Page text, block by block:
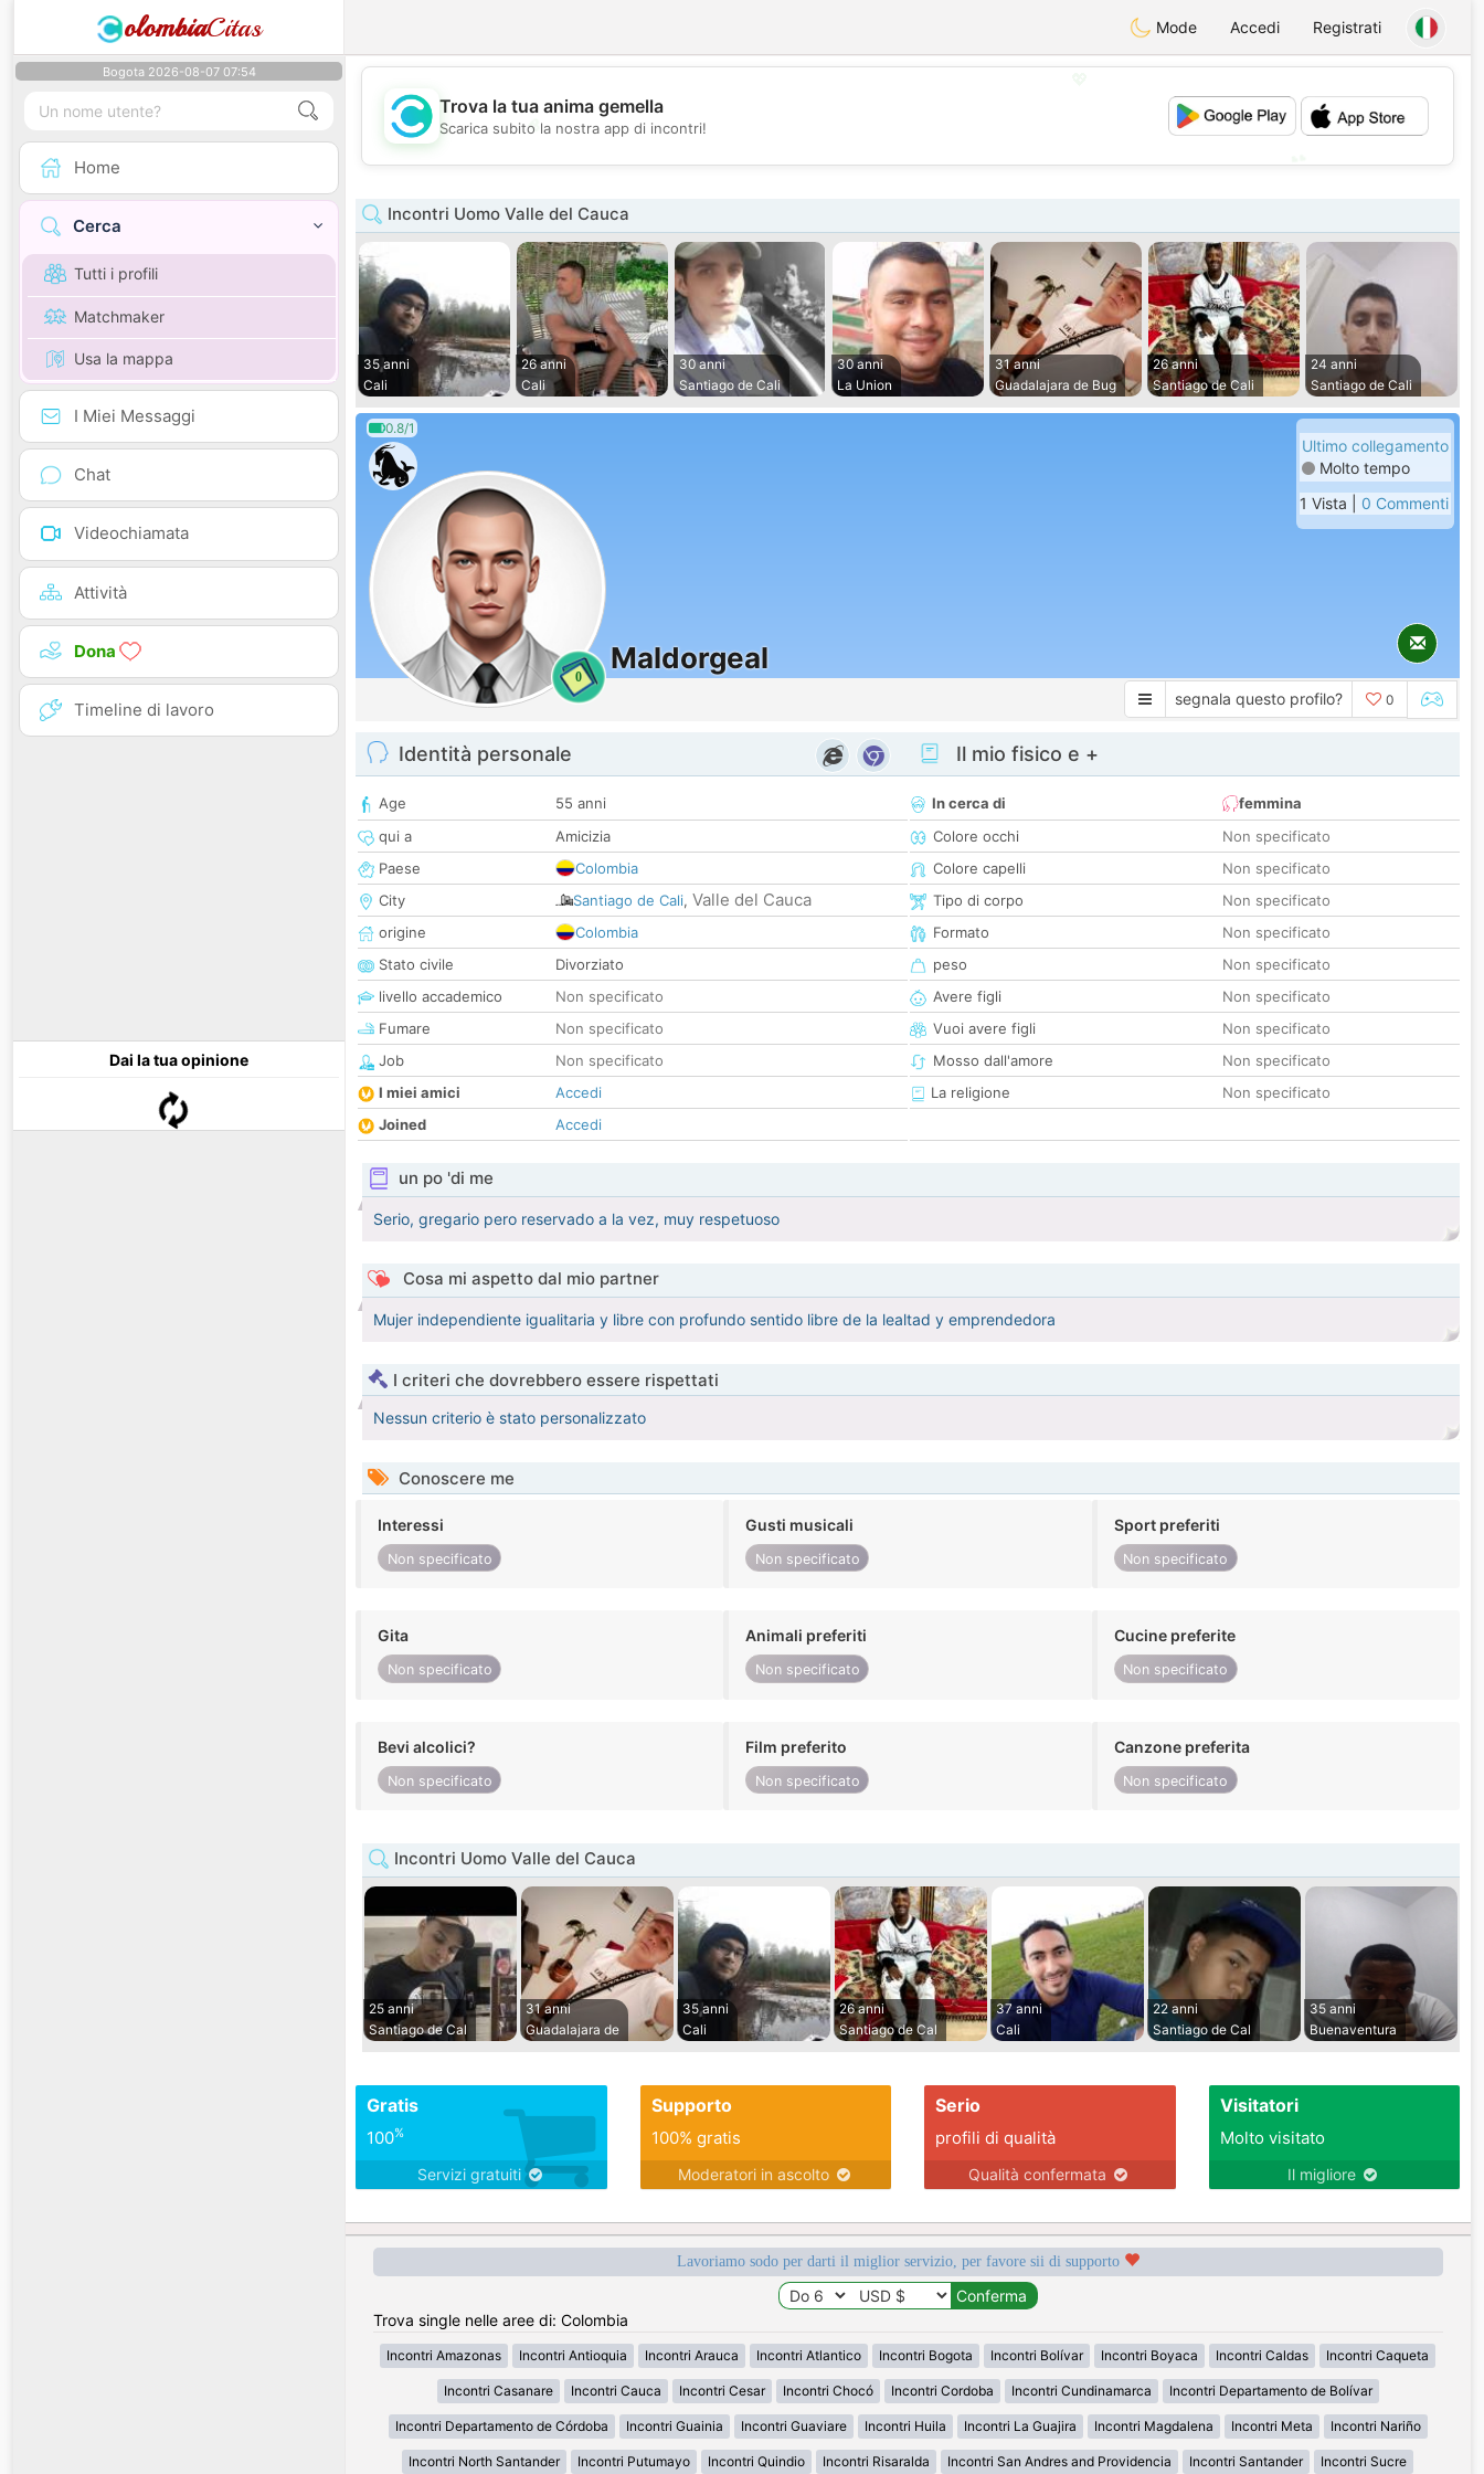
olombiaCitas Mode Accedi Registrati
Bogota 2026-08-07 07:54
Home
Cerca
Tutti i profili
Matchmaker
Usa la mappa
I Miei Messaggi
Chat
Videochiamata
Attività
Dona
Timeline di lavoro
Dai la tua opinione
💖
💕
Trova la tua anima gemella
Scarica subito la nostra app di incontri!
Incontri Uomo Valle del Cauca
35 anni
Cali
26 anni
Cali
30 anni
Santiago de Cali
30 anni
La Union
31 anni
Guadalajara de Bug
26 anni
Santiago de Cali
24 anni
Santiago de Cali
0.8/1
0
Maldorgeal
Ultimo collegamento
Molto tempo
1 Vista | 0 Commenti
segnala questo profilo? 0
Identità personale
Age
55 anni
qui a
Amicizia
Paese
Colombia
City
Santiago de Cali, Valle del Cauca
origine
Colombia
Stato civile
Divorziato
livello accademico
Non specificato
Fumare
Non specificato
Job
Non specificato
I miei amici
Accedi
Joined
Accedi
Il mio fisico e +
In cerca di
femmina
Colore occhi
Non specificato
Colore capelli
Non specificato
Tipo di corpo
Non specificato
Formato
Non specificato
peso
Non specificato
Avere figli
Non specificato
Vuoi avere figli
Non specificato
Mosso dall'amore
Non specificato
La religione
Non specificato
un po 'di me
Serio, gregario pero reservado a la vez, muy respetuoso
Cosa mi aspetto dal mio partner
Mujer independiente igualitaria y libre con profundo sentido libre de la lealtad y emprendedora
I criteri che dovrebbero essere rispettati
Nessun criterio è stato personalizzato
Conoscere me
Interessi
Non specificato
Gusti musicali
Non specificato
Sport preferiti
Non specificato
Gita
Non specificato
Animali preferiti
Non specificato
Cucine preferite
Non specificato
Bevi alcolici?
Non specificato
Film preferito
Non specificato
Canzone preferita
Non specificato
Incontri Uomo Valle del Cauca
25 anni
Santiago de Cal
31 anni
Guadalajara de
35 anni
Cali
26 anni
Santiago de Cal
37 anni
Cali
22 anni
Santiago de Cal
35 anni
Buenaventura
Gratis
100%
Servizi gratuiti
Supporto
100% gratis
Moderatori in ascolto
Serio
profili di qualità
Qualità confermata
Visitatori
Molto visitato
Il migliore
Lavoriamo sodo per darti il miglior servizio, per favore sii di supporto
Trova single nelle aree di: Colombia
Incontri Amazonas Incontri Antioquia Incontri Arauca Incontri Atlantico Incontri Bogota Incontri Bolívar Incontri Boyaca Incontri Caldas Incontri Caqueta
Incontri Casanare Incontri Cauca Incontri Cesar Incontri Chocó Incontri Cordoba Incontri Cundinamarca Incontri Departamento de Bolívar
Incontri Departamento de Córdoba Incontri Guainia Incontri Guaviare Incontri Huila Incontri La Guajira Incontri Magdalena Incontri Meta Incontri Nariño
Incontri North Santander Incontri Putumayo Incontri Quindio Incontri Risaralda Incontri San Andres and Providencia Incontri Santander Incontri Sucre